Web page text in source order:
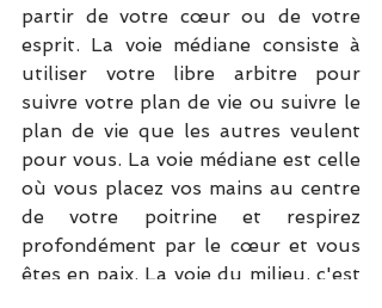
partir de votre cœur ou de votre
esprit. La voie médiane consiste à
utiliser votre libre arbitre pour
suivre votre plan de vie ou suivre le
plan de vie que les autres veulent
pour vous. La voie médiane est celle
où vous placez vos mains au centre
de votre poitrine et respirez
profondément par le cœur et vous
êtes en paix. La voie du milieu, c'est